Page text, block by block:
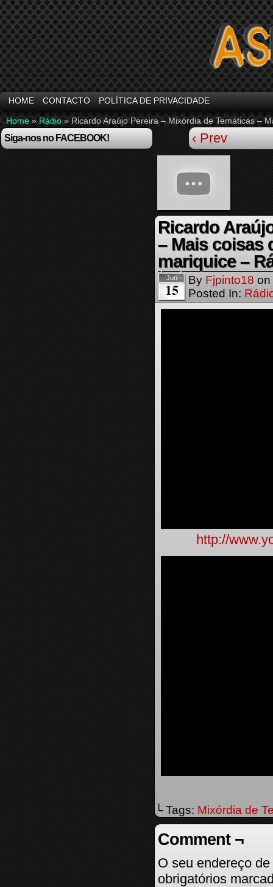
HOME CONTACTO POLÍTICA DE PRIVACIDADE
Home » Rádio » Ricardo Araújo Pereira – Mixórdia de Temáticas –
Siga-nos no FACEBOOK! ‹ Prev
Ricardo
– Mais coisas
mariquice –
Jun
15 By Fjpinto18 on
Posted In:
http://
└ Tags: Mixórdia de
Comment ¬
O seu endereço
obrigatórios